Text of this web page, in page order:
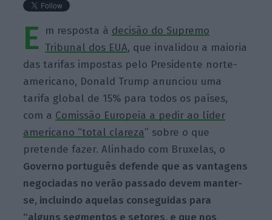
E m resposta à decisão do Supremo
Tribunal dos EUA, que invalidou a maioria
das tarifas impostas pelo Presidente norte-
americano, Donald Trump anunciou uma
tarifa global de 15% para todos os países,
com a Comissão Europeia a pedir ao líder
americano “total clareza” sobre o que
pretende fazer. Alinhado com Bruxelas, o
Governo português defende que as vantagens
negociadas no verão passado devem manter-
se, incluindo aquelas conseguidas para
“alguns segmentos e setores, e que nos